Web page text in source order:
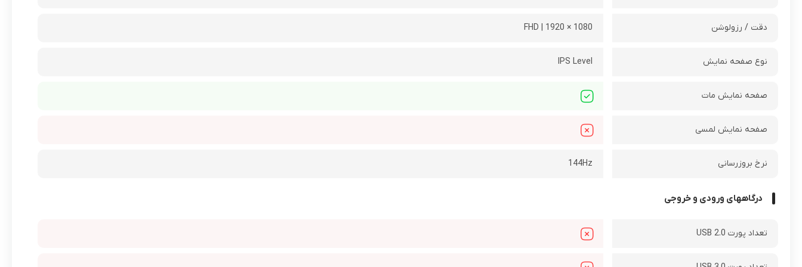
دقت / رزولوشن 1080 × 1920 | FHD
نوع صفحه نمایش IPS Level
صفحه نمایش مات
صفحه نمایش لمسی
نرخ بروزرسانی 144Hz
درگاههای ورودی و خروجی
تعداد پورت USB 2.0